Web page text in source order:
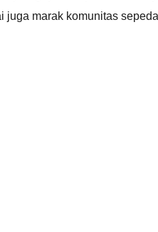
marak komunitas